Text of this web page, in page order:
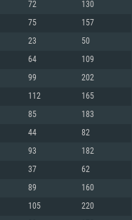
Radeon 77XX / NVIDIA
지원하지 않습니다)
(Mac), 혹은 이와 비슷한 성
도: 720p
라이버를 지원하는 NVIDIA
며 최신 그래픽 드라이버를 지
720p)
72 130
75 157
23 50
64 109
99 202
112 165
85 183
44 82
93 182
37 62
89 160
105 220